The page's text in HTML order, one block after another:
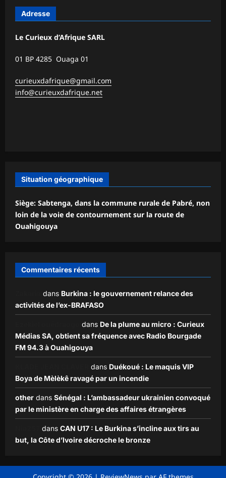
Adresse
Le Curieux d’Afrique SARL
01 BP 4285 Ouaga 01
curieuxdafrique@gmail.com
info@curieuxdafrique.net
Situation géographique
Siège: Sabtenga, dans la commune rurale de Pabré, non
loin de la voie de contournement sur la route de
Ouahigouya
Commentaires récents
dans Burkina : le gouvernement relance des
activités de l’ex-BRAFASO
dans De la plume au micro : Curieux
Médias SA, obtient sa fréquence avec Radio Bourgade
FM 94.3 à Ouahigouya
dans Duékoué : Le maquis VIP
Boya de Mèlèkê ravagé par un incendie
other dans Sénégal : L’ambassadeur ukrainien convoqué
par le ministère en charge des affaires étrangères
dans CAN U17 : Le Burkina s’incline aux tirs au
but, la Côte d’Ivoire décroche le bronze